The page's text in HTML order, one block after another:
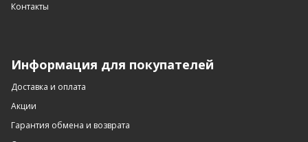
Контакты
Информация для покупателей
Доставка и оплата
Акции
Гарантия обмена и возврата